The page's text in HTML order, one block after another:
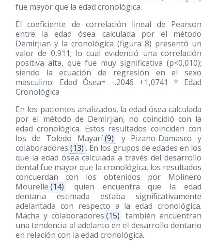
fue mayor que la edad cronológica.
El coeficiente de correlación lineal de Pearson
entre la edad ósea calculada por el método
Demirjian y la cronológica (figura 8) presentó un
valor de 0,911; lo cual evidenció una correlación
positiva alta, que fue muy significativa (p<0,010);
siendo la ecuación de regresión en el sexo
masculino: Edad Ósea= -,2046 +1,0741 * Edad
Cronológica
En los pacientes analizados, la edad ósea calculada
por el método de Demirjian, no coincidió con la
edad cronológica. Estos resultados coinciden con
los de Toledo Mayarí(9)
y Pizano-Damasco y
colaboradores (13) . En los grupos de edades en los
que la edad ósea calculada a través del desarrollo
dental fue mayor que la cronológica, los resultados
concuerdan con los obtenidos por Molinero
Mourelle (14)
quien encuentra que la edad
dentaria estimada estaba significativamente
adelantada con respecto a la edad cronológica.
Macha y colaboradores (15) también encuentran
una tendencia al adelanto en el desarrollo dentario
en relación con la edad cronológica.